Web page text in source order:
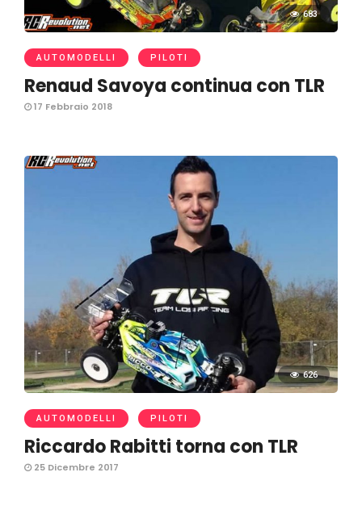
683
AUTOMODELLI PILOTI
Renaud Savoya continua con TLR
17 Febbraio 2018
626
AUTOMODELLI PILOTI
Riccardo Rabitti torna con TLR
25 Dicembre 2017